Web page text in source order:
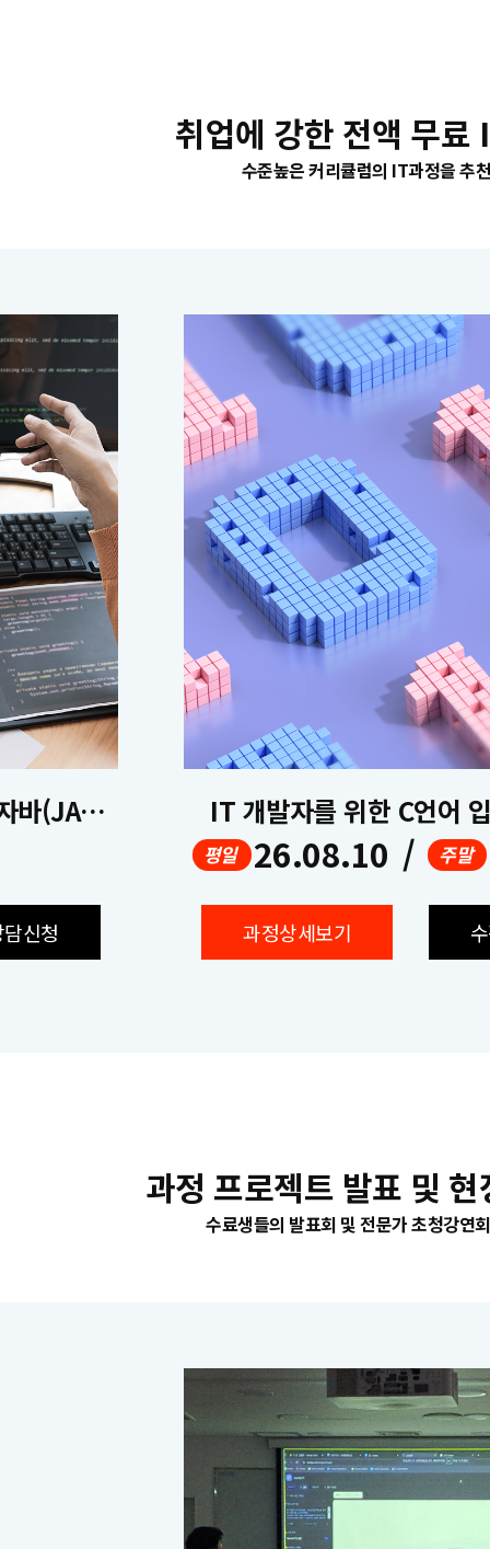
취업에 강한 전액 무료
수준높은 커리큘럼의 IT과정을 추
[국비지원] AI 바이브코딩 활용 자바(JAVA) 풀스택 개발(React.js & Springboot)
신청
IT 개발자를 위한 C언어
평일 26.08.10 / 주말
과정상세보기
과정 프로젝트 발표 및
수료생들의 발표회 및 전문가 초청강연